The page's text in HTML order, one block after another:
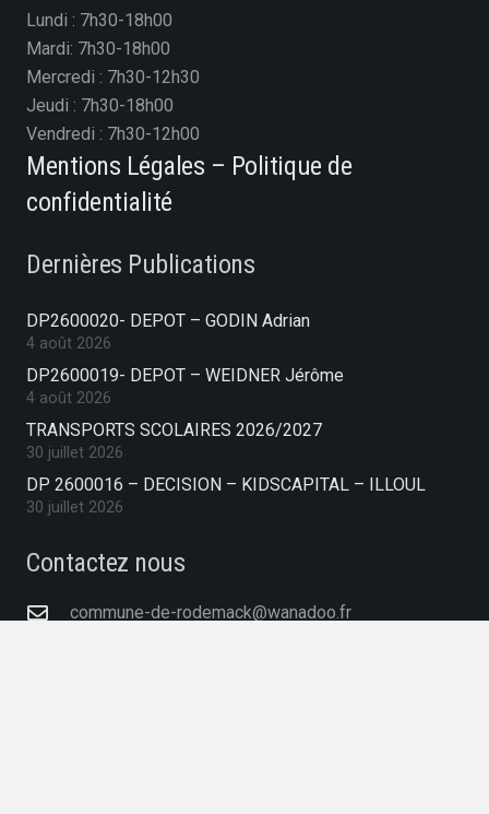
Lundi : 7h30-18h00
Mardi: 7h30-18h00
Mercredi : 7h30-12h30
Jeudi : 7h30-18h00
Vendredi : 7h30-12h00
Mentions Légales – Politique de
confidentialité
Dernières Publications
DP2600020- DEPOT – GODIN Adrian
4 août 2026
DP2600019- DEPOT – WEIDNER Jérôme
4 août 2026
TRANSPORTS SCOLAIRES 2026/2027
30 juillet 2026
DP 2600016 – DECISION – KIDSCAPITAL – ILLOUL
30 juillet 2026
Contactez nous
commune-de-rodemack@wanadoo.fr